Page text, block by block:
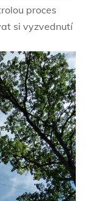
proces
si vyzvednutí